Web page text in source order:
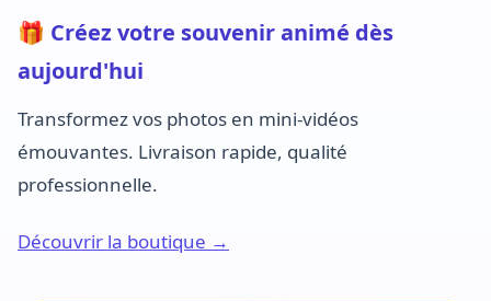
🎁 Créez votre souvenir animé dès
aujourd'hui
Transformez vos photos en mini-vidéos
émouvantes. Livraison rapide, qualité
professionnelle.
Découvrir la boutique →